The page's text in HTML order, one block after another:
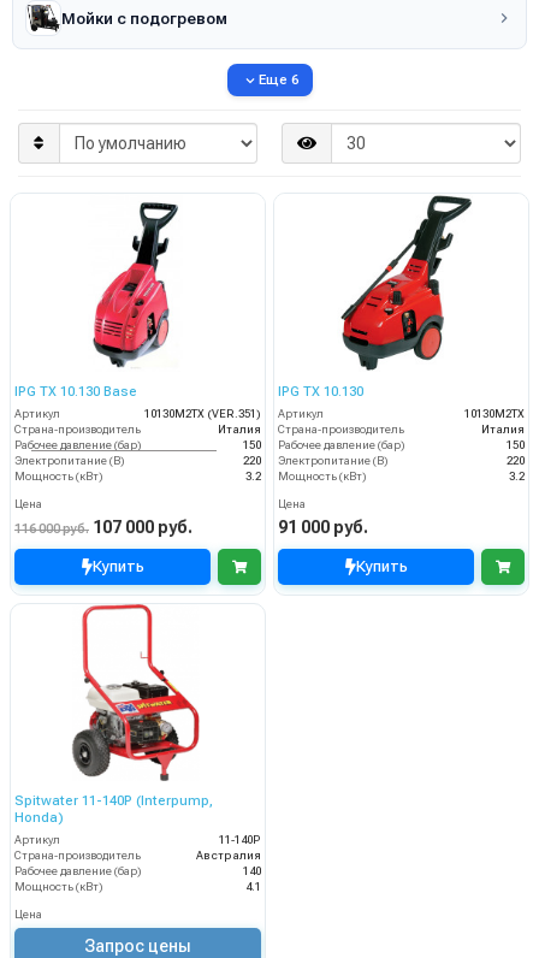
Мойки с подогревом
Еще 6
IPG TX 10.130 Base
Артикул
10130M2TX (VER.351)
Страна-производитель
Италия
Рабочее давление (бар)
150
Электропитание (В)
220
Мощность (кВт)
3.2
Цена
116 000 руб. 107 000 руб.
Купить
IPG TX 10.130
Артикул
10130M2TX
Страна-производитель
Италия
Рабочее давление (бар)
150
Электропитание (В)
220
Мощность (кВт)
3.2
Цена
91 000 руб.
Купить
Spitwater 11-140P (Interpump,
Honda)
Артикул
11-140P
Страна-производитель
Австралия
Рабочее давление (бар)
140
Мощность (кВт)
4.1
Цена
Запрос цены